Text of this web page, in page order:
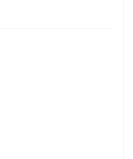
нержавеющей стали.